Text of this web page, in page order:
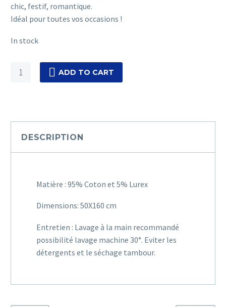
chic, festif, romantique.
Idéal pour toutes vos occasions !
In stock
Teranga
ADD TO CART
DESCRIPTION
Matière : 95% Coton et 5% Lurex
Dimensions: 50X160 cm
Entretien : Lavage à la main recommandé
possibilité lavage machine 30°. Eviter les
détergents et le séchage tambour.